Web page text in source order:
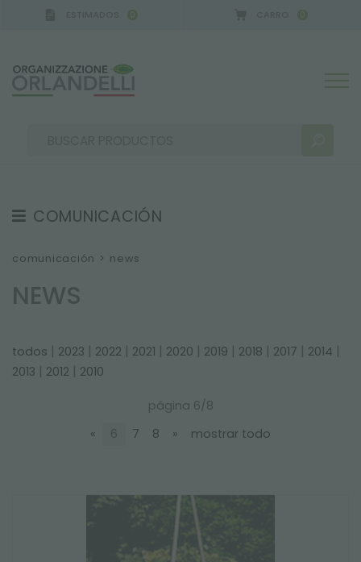
0 0
COMUNICACIÓN
TESTIMONIOS
NEWSLETTER
comunicación > news
NEWS
todos | 2023 | 2022 | 2021 | 2020 | 2019 | 2018 | 2017 | 2014 |
2013 | 2012 | 2010
página 6/8
«
6 7 8 » mostrar todo